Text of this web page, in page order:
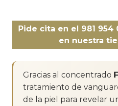
Pide cita en el 981 954
en nuestra
Gracias al concentrado
tratamiento de
de la piel para revelar